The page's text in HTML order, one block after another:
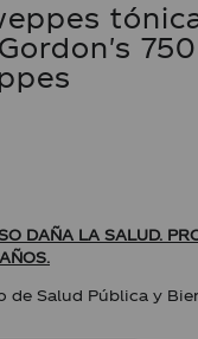
DAÑA LA SALUD.
Salud Pública y